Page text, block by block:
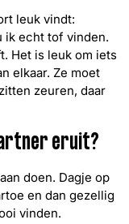
leuk vindt:
ik echt tof vinden.
Het is leuk om iets
elkaar. Ze moet
zeuren, daar
eruit?
doen. Dagje op
en dan gezellig
vinden.